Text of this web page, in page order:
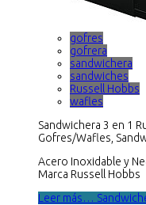
gofres
gofrera
sandwichera
sandwiches
Russell Hobbs
wafles
Sandwichera 3 en 1
Gofres/Wafles,
Acero Inoxidable y
Marca Russell Hobbs
Leer más…